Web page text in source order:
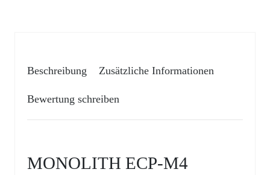
Beschreibung Zusätzliche Informationen
Bewertung schreiben
MONOLITH ECP-M4